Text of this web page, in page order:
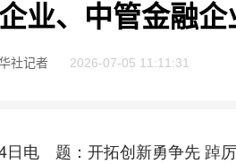
业、中管金融
社记者 2026-07-05 11:11:31
日电 题：开拓创新勇争先 踔